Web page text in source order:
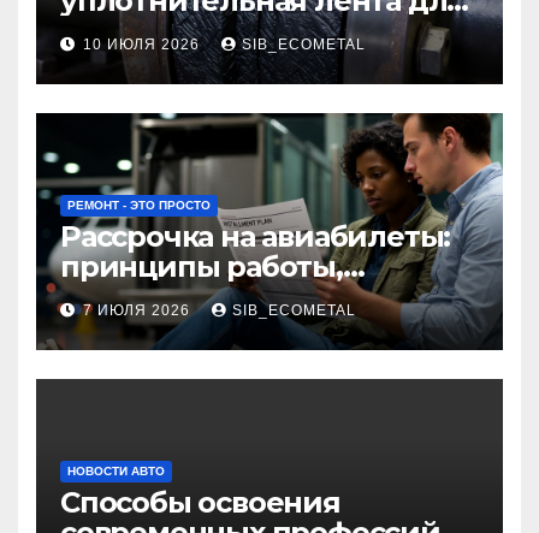
огнезащиты фланцевых
соединений
10 ИЮЛЯ 2026 SIB_ECOMETAL
РЕМОНТ - ЭТО ПРОСТО
Рассрочка на авиабилеты:
принципы работы,
требования и
потенциальные риски
7 ИЮЛЯ 2026 SIB_ECOMETAL
НОВОСТИ АВТО
Способы освоения